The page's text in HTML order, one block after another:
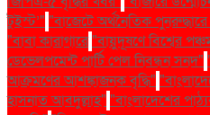
টুইস্ট’" "বাজেটে অর্থনৈতিক
"বাবা কারাগারে"বায়ুদূষণে বিশ্বের
ডেভেলপমেন্ট পার্টি পেল নিবন্ধন সনদ"
আক্রমণের আশঙ্কাজনক বৃদ্ধি"
হাসনাত আবদুল্লাহ" "বাংলাদেশের